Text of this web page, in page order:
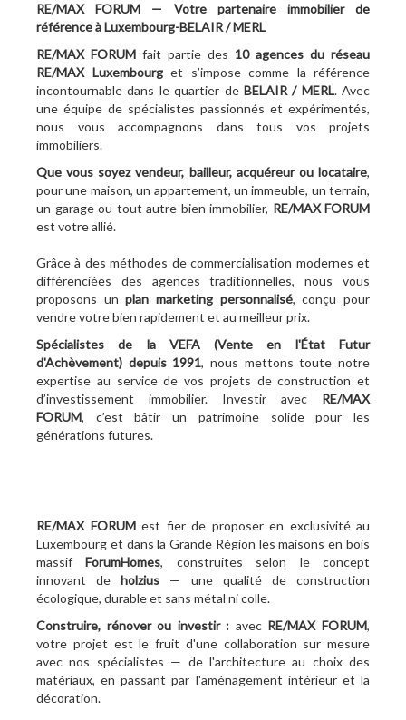
RE/MAX FORUM — Votre partenaire immobilier de
référence à Luxembourg-BELAIR / MERL
RE/MAX FORUM fait partie des 10agences du réseau
RE/MAX Luxembourget s’impose comme la référence
incontournable dans le quartier de BELAIR / MERL. Avec
une équipe de spécialistes passionnés et expérimentés,
nous vous accompagnons dans tous vos projets
immobiliers.
Que vous soyez vendeur, bailleur, acquéreur ou locataire,
pour une maison, un appartement, un immeuble, un terrain,
un garage ou tout autre bien immobilier, RE/MAX FORUM
est votre allié.
Grâce à des méthodes de commercialisation modernes et
différenciées des agences traditionnelles, nous vous
proposons unplan marketing personnalisé, conçu pour
vendre votre bien rapidement et au meilleur prix.
Spécialistes de la VEFA (Vente en l'État Futur
d'Achèvement) depuis 1991, nous mettons toute notre
expertise au service de vos projets de construction et
d’investissement immobilier. Investir avec RE/MAX
FORUM, c’est bâtir un patrimoine solide pour les
générations futures.
RE/MAX FORUMest fier de proposer en exclusivité au
Luxembourg et dans la Grande Région les maisons en bois
massifForumHomes, construites selon le concept
innovant deholzius — une qualité de construction
écologique, durable et sans métal ni colle.
Construire, rénover ou investir : avec RE/MAX FORUM,
votre projet est le fruit d'une collaboration sur mesure
avec nos spécialistes — de l'architecture au choix des
matériaux, en passant par l'aménagement intérieur et la
décoration.